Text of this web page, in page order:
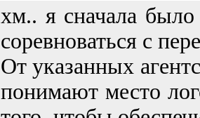
хм.. я сначала
соревноваться с
От указанных
понимают место